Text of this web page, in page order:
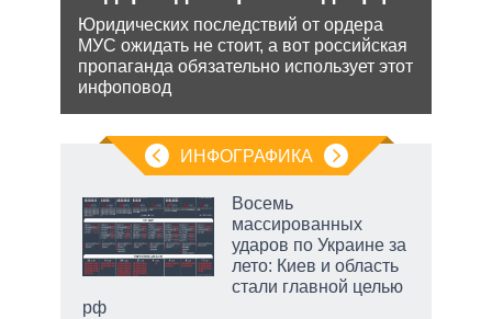
Юридических последствий от ордера
МУС ожидать не стоит, а вот российская
пропаганда обязательно использует этот
инфоповод
ИНФОГРАФИКА
Восемь
массированных
ударов по Украине за
лето: Киев и область
стали главной целью
рф